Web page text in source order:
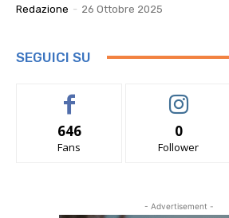
Redazione - 26 Ottobre 2025
SEGUICI SU
646
Fans
0
Follower
- Advertisement -